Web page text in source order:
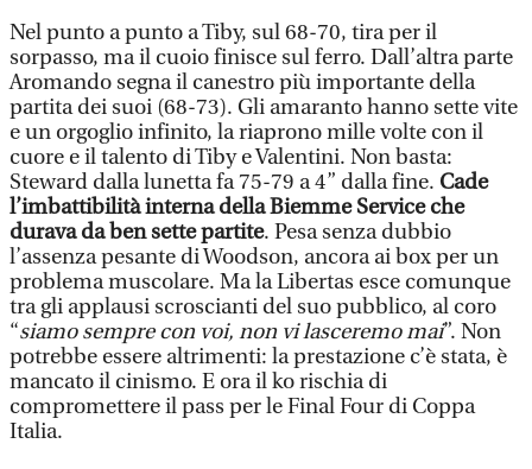
Nel punto a punto a Tiby, sul 68-70, tira per il
sorpasso, ma il cuoio finisce sul ferro. Dall’altra parte
Aromando segna il canestro più importante della
partita dei suoi (68-73). Gli amaranto hanno sette vite
e un orgoglio infinito, la riaprono mille volte con il
cuore e il talento di Tiby e Valentini. Non basta:
Steward dalla lunetta fa 75-79 a 4” dalla fine. Cade
l’imbattibilità interna della Biemme Service che
durava da ben sette partite. Pesa senza dubbio
l’assenza pesante di Woodson, ancora ai box per un
problema muscolare. Ma la Libertas esce comunque
tra gli applausi scroscianti del suo pubblico, al coro
“siamo sempre con voi, non vi lasceremo mai”. Non
potrebbe essere altrimenti: la prestazione c’è stata, è
mancato il cinismo. E ora il ko rischia di
compromettere il pass per le Final Four di Coppa
Italia.